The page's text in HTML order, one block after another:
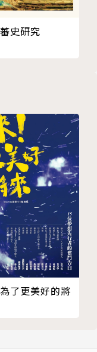
了。
是對民主崩壞的
，就永遠不會有
法律?!
民。
史研究
了更美好的將